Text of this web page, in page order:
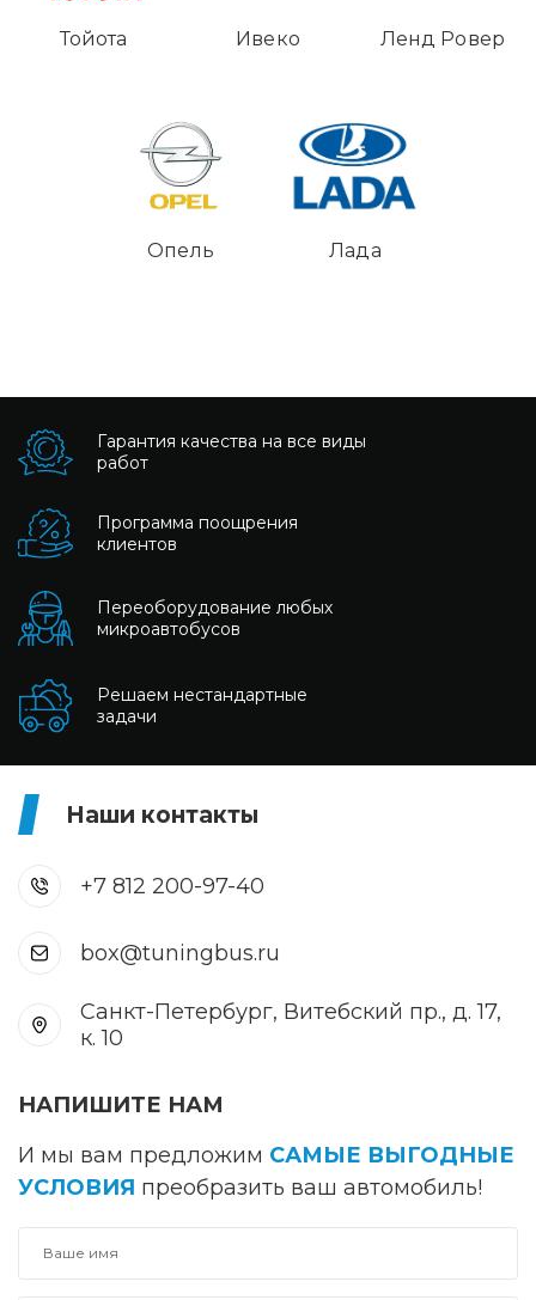
Тойота Ивеко Ленд Ровер
Опель Лада
Гарантия качества на все виды
работ
Программа поощрения
клиентов
Переоборудование любых
микроавтобусов
Решаем нестандартные
задачи
Наши контакты
+7 812 200-97-40
box@tuningbus.ru
Санкт-Петербург, Витебский пр., д. 17,
к. 10
НАПИШИТЕ НАМ
И мы вам предложим САМЫЕ ВЫГОДНЫЕ
УСЛОВИЯ преобразить ваш автомобиль!